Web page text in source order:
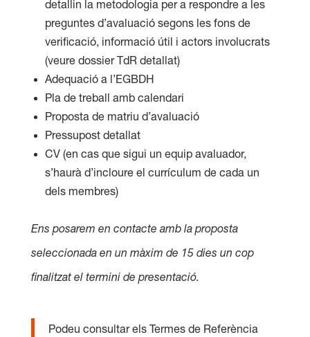
detallin la metodologia per a respondre a les
preguntes d’avaluació segons les fons de
verificació, informació útil i actors involucrats
(veure dossier TdR detallat)
Adequació a l’EGBDH
Pla de treball amb calendari
Proposta de matriu d’avaluació
Pressupost detallat
CV (en cas que sigui un equip avaluador,
s’haurà d’incloure el currículum de cada un
dels membres)
Ens posarem en contacte amb la proposta
seleccionada en un màxim de 15 dies un cop
finalitzat el termini de presentació.
Podeu consultar els Termes de Referència